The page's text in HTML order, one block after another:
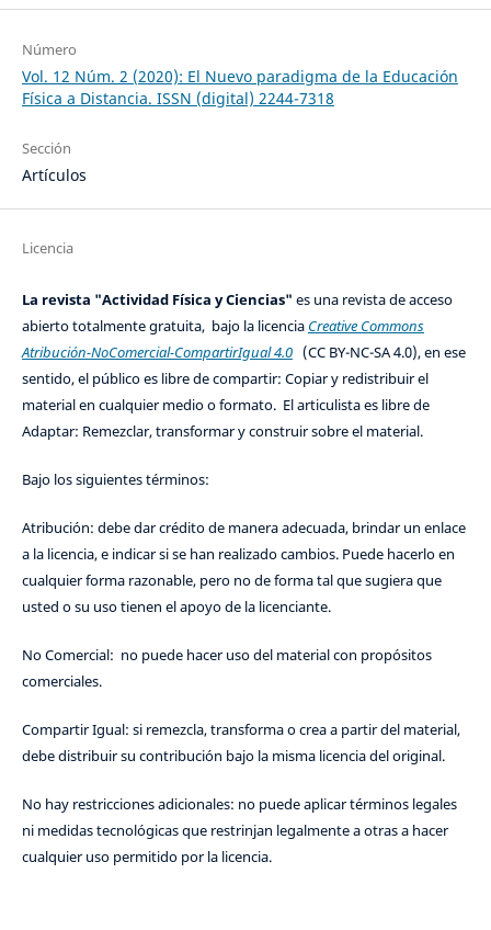
Número
Vol. 12 Núm. 2 (2020): El Nuevo paradigma de la Educación
Física a Distancia. ISSN (digital) 2244-7318
Sección
Artículos
Licencia
La revista "Actividad Física y Ciencias" es una revista de acceso
abierto totalmente gratuita, bajo la licencia Creative Commons
Atribución-NoComercial-CompartirIgual 4.0(CC BY-NC-SA 4.0), en ese
sentido, el público es libre de compartir: Copiar y redistribuir el
material en cualquier medio o formato. El articulista es libre de
Adaptar: Remezclar, transformar y construir sobre el material.
Bajo los siguientes términos:
Atribución: debe dar crédito de manera adecuada, brindar un enlace
a la licencia, e indicar si se han realizado cambios. Puede hacerlo en
cualquier forma razonable, pero no de forma tal que sugiera que
usted o su uso tienen el apoyo de la licenciante.
No Comercial: no puede hacer uso del material con propósitos
comerciales.
Compartir Igual: si remezcla, transforma o crea a partir del material,
debe distribuir su contribución bajo la misma licencia del original.
No hay restricciones adicionales: no puede aplicar términos legales
ni medidas tecnológicas que restrinjan legalmente a otras a hacer
cualquier uso permitido por la licencia.